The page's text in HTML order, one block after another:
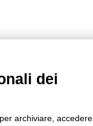
dei
archiviare, accedere